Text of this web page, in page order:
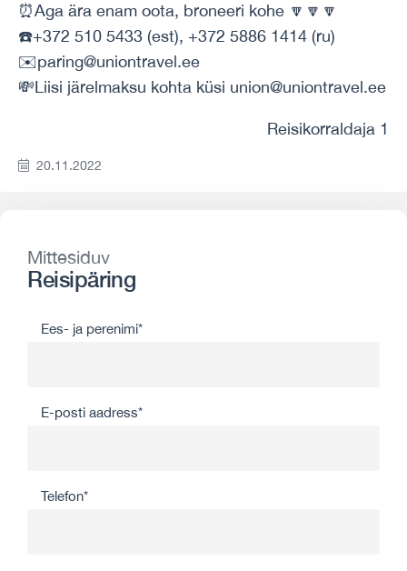
⏰Aga ära enam oota, broneeri kohe 🔽🔽🔽
☎️+372 510 5433 (est), +372 5886 1414 (ru)
✉️paring@uniontravel.ee
💸Liisi järelmaksu kohta küsi union@uniontravel.ee
Reisikorraldaja 1
20.11.2022
Mittesiduv
Reisipäring
Ees- ja perenimi*
E-posti aadress*
Telefon*